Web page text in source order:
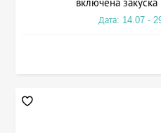
включена
Дата: 14.07 -